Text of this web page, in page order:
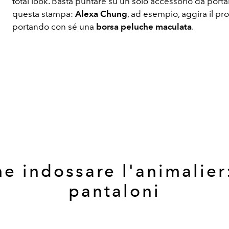
questa stampa: Alexa Chung, ad esempio, aggira il
portando con sé una borsa peluche maculata.
indossare
pantaloni